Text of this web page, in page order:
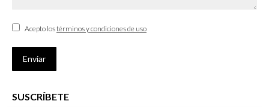
Acepto lostérminos y condiciones de uso
Enviar
SUSCRÍBETE